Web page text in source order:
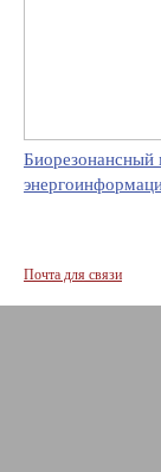
Почта для связи